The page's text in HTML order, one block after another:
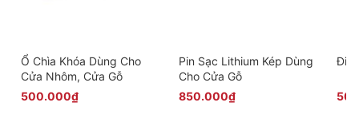
Ổ Chìa Khóa Dùng Cho
Cửa Nhôm, Cửa Gỗ
500.000₫
Pin Sạc Lithium Kép Dùng
Cho Cửa Gỗ
850.000₫